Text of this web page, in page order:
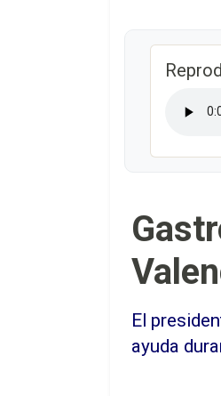
El
ayuda